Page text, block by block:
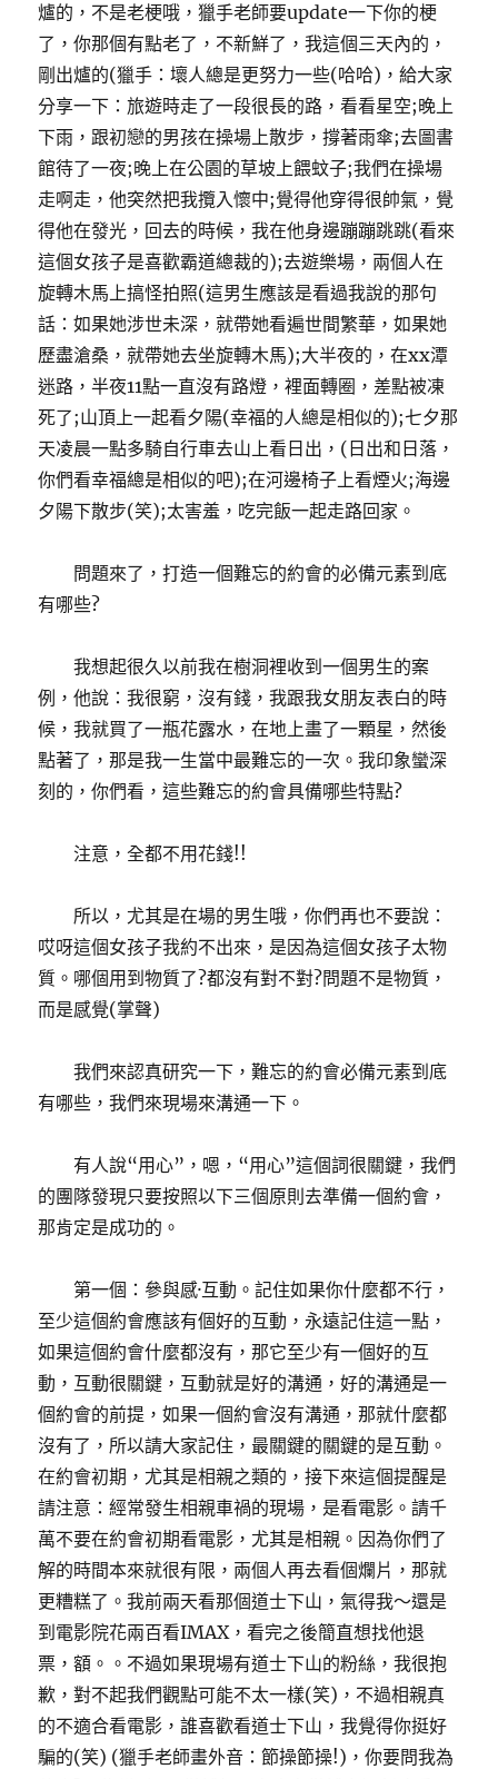
爐的，不是老梗哦，獵手老師要update一下你的梗
了，你那個有點老了，不新鮮了，我這個三天內的，
剛出爐的(獵手：壞人總是更努力一些(哈哈)，給大家
分享一下：旅遊時走了一段很長的路，看看星空;晚上
下雨，跟初戀的男孩在操場上散步，撐著雨傘;去圖書
館待了一夜;晚上在公園的草坡上餵蚊子;我們在操場
走啊走，他突然把我攬入懷中;覺得他穿得很帥氣，覺
得他在發光，回去的時候，我在他身邊蹦蹦跳跳(看來
這個女孩子是喜歡霸道總裁的);去遊樂場，兩個人在
旋轉木馬上搞怪拍照(這男生應該是看過我說的那句
話：如果她涉世未深，就帶她看遍世間繁華，如果她
歷盡滄桑，就帶她去坐旋轉木馬);大半夜的，在xx潭
迷路，半夜11點一直沒有路燈，裡面轉圈，差點被凍
死了;山頂上一起看夕陽(幸福的人總是相似的);七夕那
天凌晨一點多騎自行車去山上看日出，(日出和日落，
你們看幸福總是相似的吧);在河邊椅子上看煙火;海邊
夕陽下散步(笑);太害羞，吃完飯一起走路回家。
問題來了，打造一個難忘的約會的必備元素到底
有哪些?
我想起很久以前我在樹洞裡收到一個男生的案
例，他說：我很窮，沒有錢，我跟我女朋友表白的時
候，我就買了一瓶花露水，在地上畫了一顆星，然後
點著了，那是我一生當中最難忘的一次。我印象蠻深
刻的，你們看，這些難忘的約會具備哪些特點?
注意，全都不用花錢!!
所以，尤其是在場的男生哦，你們再也不要說：
哎呀這個女孩子我約不出來，是因為這個女孩子太物
質。哪個用到物質了?都沒有對不對?問題不是物質，
而是感覺(掌聲)
我們來認真研究一下，難忘的約會必備元素到底
有哪些，我們來現場來溝通一下。
有人說“用心”，嗯，“用心”這個詞很關鍵，我們
的團隊發現只要按照以下三個原則去準備一個約會，
那肯定是成功的。
第一個：參與感·互動。記住如果你什麼都不行，
至少這個約會應該有個好的互動，永遠記住這一點，
如果這個約會什麼都沒有，那它至少有一個好的互
動，互動很關鍵，互動就是好的溝通，好的溝通是一
個約會的前提，如果一個約會沒有溝通，那就什麼都
沒有了，所以請大家記住，最關鍵的關鍵的是互動。
在約會初期，尤其是相親之類的，接下來這個提醒是
請注意：經常發生相親車禍的現場，是看電影。請千
萬不要在約會初期看電影，尤其是相親。因為你們了
解的時間本來就很有限，兩個人再去看個爛片，那就
更糟糕了。我前兩天看那個道士下山，氣得我～還是
到電影院花兩百看IMAX，看完之後簡直想找他退
票，額。。不過如果現場有道士下山的粉絲，我很抱
歉，對不起我們觀點可能不太一樣(笑)，不過相親真
的不適合看電影，誰喜歡看道士下山，我覺得你挺好
騙的(笑) (獵手老師畫外音：節操節操!)，你要問我為